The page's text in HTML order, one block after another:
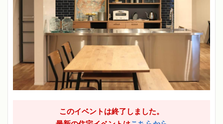
このイベントは終了しました。